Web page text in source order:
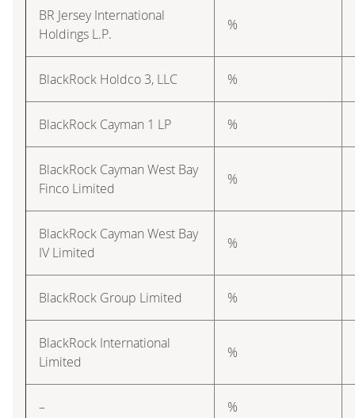
BR Jersey International
Holdings L.P.
%
BlackRock Holdco 3, LLC %
BlackRock Cayman 1 LP %
BlackRock Cayman West Bay
Finco Limited
%
BlackRock Cayman West Bay
IV Limited
%
BlackRock Group Limited %
BlackRock International
Limited
%
– %